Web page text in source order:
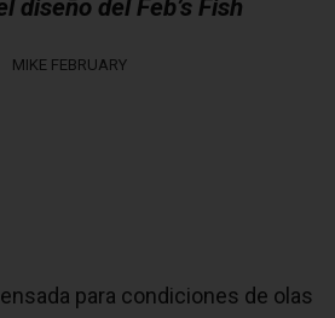
diseño del Feb’s Fish
MIKE FEBRUARY
para condiciones de olas